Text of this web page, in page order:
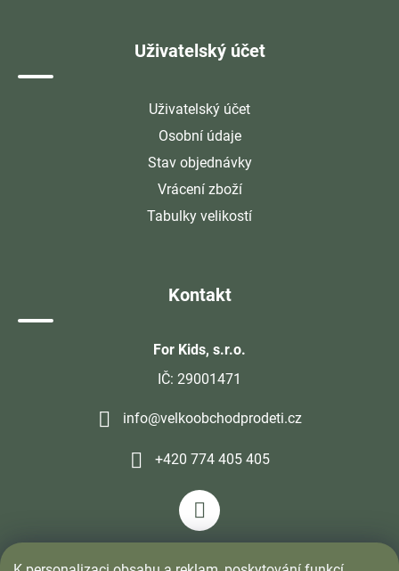
Uživatelský účet
Uživatelský účet
Osobní údaje
Stav objednávky
Vrácení zboží
Tabulky velikostí
Kontakt
For Kids, s.r.o.
IČ: 29001471
info@velkoobchodprodeti.cz
+420 774 405 405